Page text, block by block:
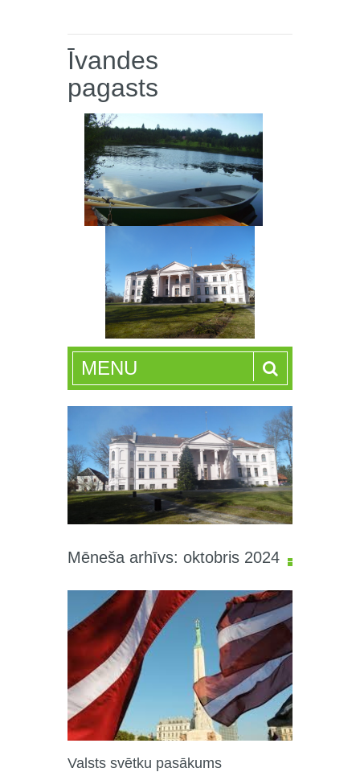
Īvandes
pagasts
MENU
Mēneša arhīvs: oktobris 2024
Valsts svētku pasākums